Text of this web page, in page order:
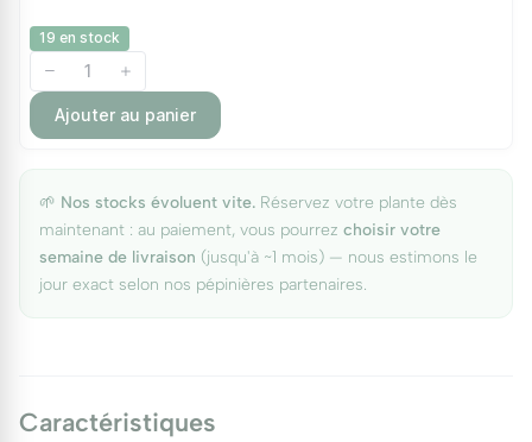
19 en stock
Ajouter au panier
🌱 Nos stocks évoluent vite. Réservez votre plante dès
maintenant : au paiement, vous pourrez choisir votre
semaine de livraison (jusqu'à ~1 mois) — nous estimons le
jour exact selon nos pépinières partenaires.
Caractéristiques